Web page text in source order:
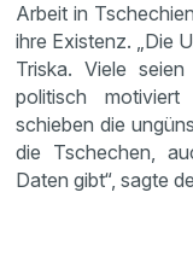
Arbeit in
ihre Existenz. „Die
Triska. Viele
politisch
schieben die
die Tschechen,
Daten gibt“, sagte